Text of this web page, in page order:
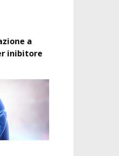
a
inibitore